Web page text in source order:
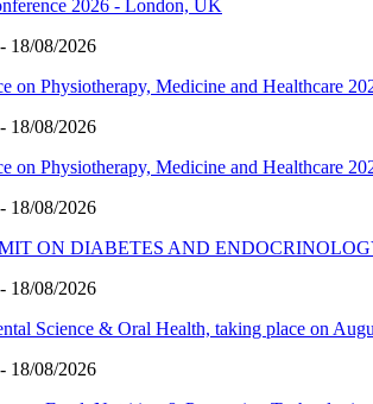
2026 - London, UK
18/08/2026
on Physiotherapy, Medicine and Healthcare
18/08/2026
on Physiotherapy, Medicine and Healthcare
18/08/2026
ON DIABETES AND
18/08/2026
Science & Oral Health, taking place on
18/08/2026